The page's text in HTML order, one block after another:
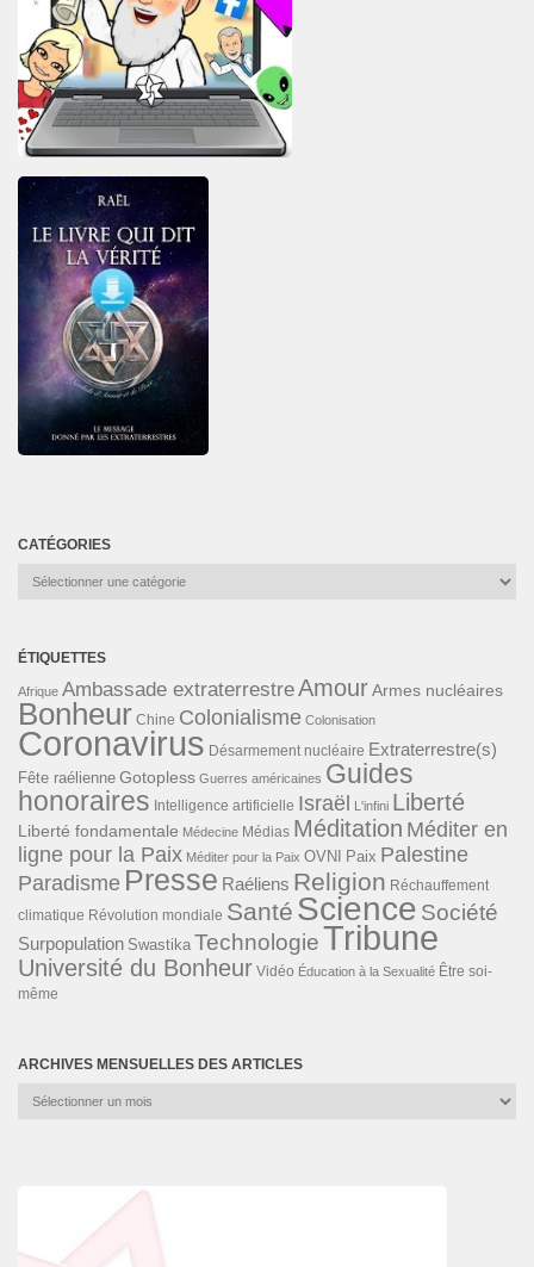
CATÉGORIES
Catégories
ÉTIQUETTES
Afrique Ambassade extraterrestreAmourArmes nucléaires
Bonheur Chine Colonialisme Colonisation
Coronavirus Désarmement nucléaire Extraterrestre(s)
Fête raélienne Gotopless Guerres américaines Guides
honoraires Intelligence artificielle Israël L'infini Liberté
Liberté fondamentale Médecine Médias Méditation Méditer en
ligne pour la Paix Méditer pour la Paix OVNI Paix Palestine
Paradisme Presse Raéliens Religion Réchauffement
climatique Révolution mondiale Santé Science Société
Surpopulation Swastika TechnologieTribune
Université du Bonheur Vidéo Éducation à la Sexualité Être soi-
même
ARCHIVES MENSUELLES DES ARTICLES
Archives